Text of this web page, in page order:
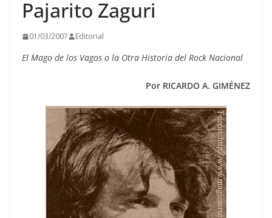
Pajarito Zaguri
01/03/2007 Editorial
El Mago de los Vagos o la Otra Historia del Rock Nacional
Por RICARDO A. GIMÉNEZ